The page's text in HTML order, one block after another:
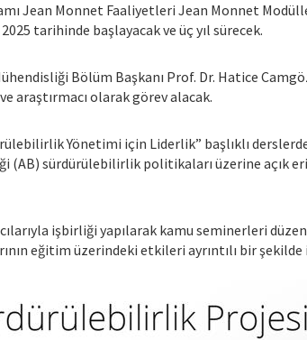
Jean Monnet Faaliyetleri Jean Monnet
tarihinde başlayacak ve üç yıl sürecek.
Bölüm Başkanı Prof. Dr. Hatice
araştırmacı olarak görev alacak.
Yönetimi için Liderlik” başlıklı
(AB) sürdürülebilirlik politikaları üzerine açık
işbirliği yapılarak kamu seminerleri
eğitim üzerindeki etkileri ayrıntılı bir